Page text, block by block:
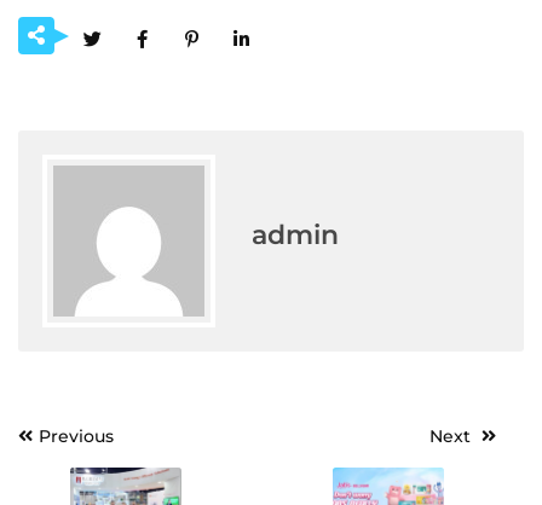
admin
PostPrevious Next